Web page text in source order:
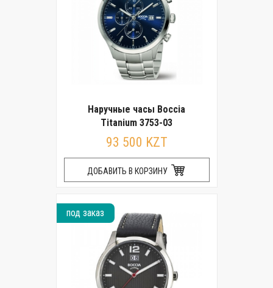
Наручные часы Boccia
Titanium 3753-03
93 500 KZT
ДОБАВИТЬ В КОРЗИНУ
под заказ